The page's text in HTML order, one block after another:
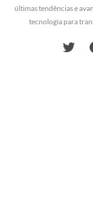
últimas tendências e
tecnologia para